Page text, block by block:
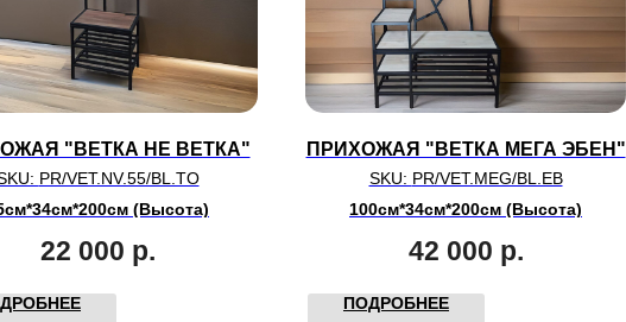
"ВЕТКА НЕ ВЕТКА"
PR/VET.NV.55/BL.TO
(Высота)
22 000 р.
ПРИХОЖАЯ "ВЕТКА МЕГА ЭБЕН"
SKU: PR/VET.MEG/BL.EB
100см*34см*200см (Высота)
42 000 р.
ПОДРОБНЕЕ